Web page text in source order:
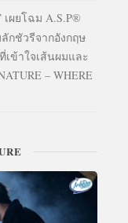
เผยโฉม A.S.P®
กชัวรีจากอังกฤษ
ข้าใจเส้นผมและ
– WHERE